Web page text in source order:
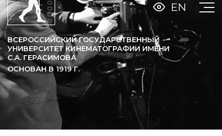
ВСЕРОССИЙСКИЙ ГОСУДАРСТВЕННЫЙ
УНИВЕРСИТЕТ КИНЕМАТОГРАФИИ ИМЕНИ
С.А. ГЕРАСИМОВА
ОСНОВАН В 1919Г.
EN